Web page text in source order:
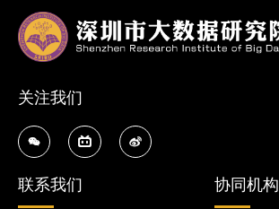
关注我们
联系我们 协同机构